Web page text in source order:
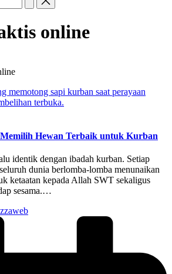
online
Hewan Terbaik untuk Kurban
identik dengan ibadah kurban. Setiap
dunia berlomba-lomba menunaikan
ketaatan kepada Allah SWT sekaligus
sesama.…